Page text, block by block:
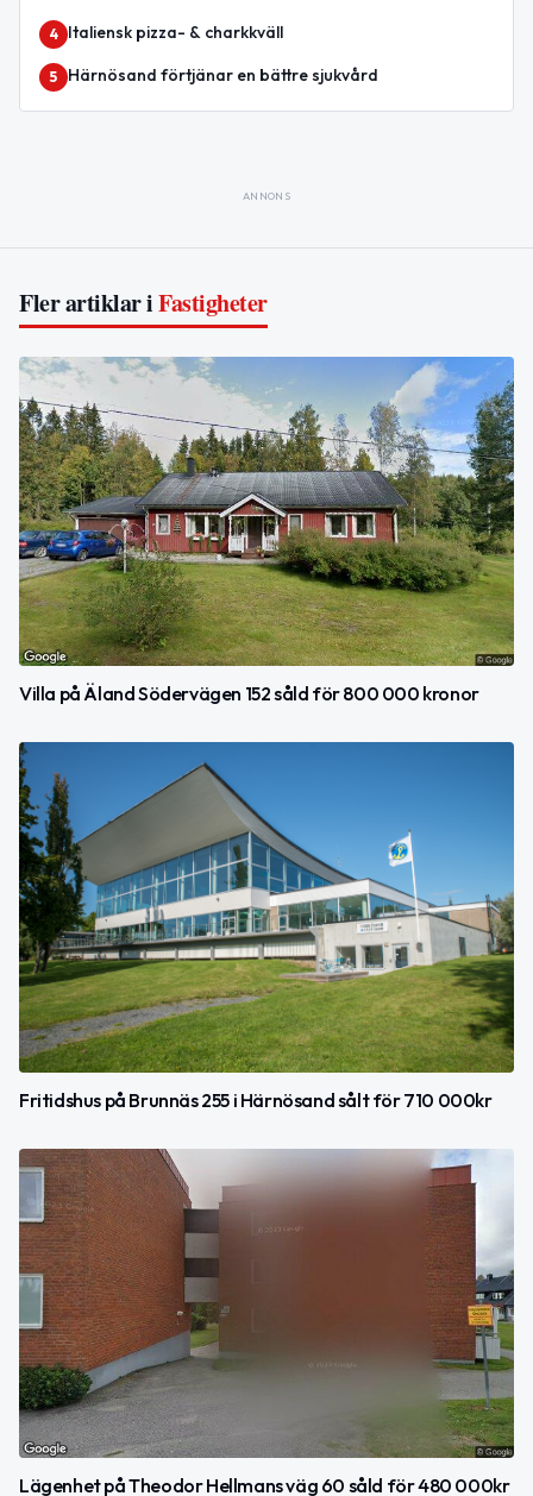
4 Italiensk pizza- & charkkväll
5 Härnösand förtjänar en bättre sjukvård
ANNONS
Fler artiklar iFastigheter
Villa på Äland Södervägen 152 såld för 800 000 kronor
Fritidshus på Brunnäs 255 i Härnösand sålt för 710 000kr
Lägenhet på Theodor Hellmans väg 60 såld för 480 000kr